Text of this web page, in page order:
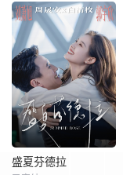
盛夏芬德拉